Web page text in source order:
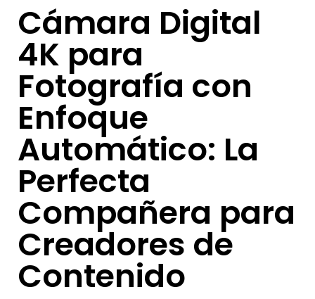
Cámara Digital
4K para
Fotografía con
Enfoque
Automático: La
Perfecta
Compañera para
Creadores de
Contenido